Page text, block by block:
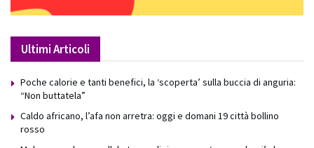
Ultimi Articoli
Poche calorie e tanti benefici, la ‘scoperta’ sulla buccia di anguria:
“Non buttatela”
Caldo africano, l’afa non arretra: oggi e domani 19 città bollino
rosso